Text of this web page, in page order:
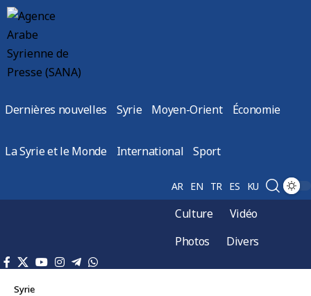
Dernières nouvelles Syrie Moyen-Orient Économie
La Syrie et le Monde International Sport
AR EN TR ES KU
Culture
Vidéo
Photos
Divers
Syrie